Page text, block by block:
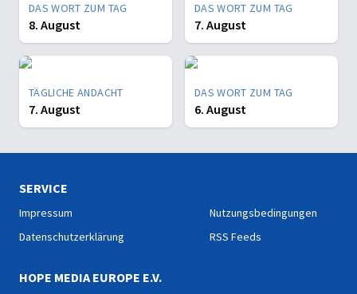
DAS WORT ZUM TAG
8. August
DAS WORT ZUM TAG
7. August
TÄGLICHE ANDACHT
7. August
DAS WORT ZUM TAG
6. August
SERVICE
Impressum
Datenschutzerklärung
Nutzungsbedingungen
RSS Feeds
HOPE MEDIA EUROPE E.V.